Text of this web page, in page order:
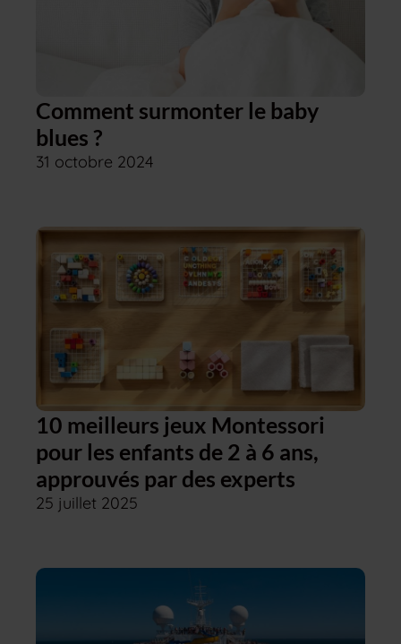
Comment surmonter le baby
blues ?
31 octobre 2024
10 meilleurs jeux Montessori
pour les enfants de 2 à 6 ans,
approuvés par des experts
25 juillet 2025